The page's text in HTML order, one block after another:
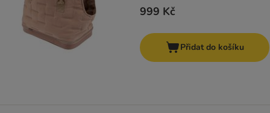
999 Kč
Přidat do košíku